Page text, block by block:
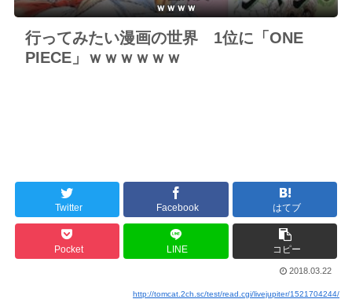
ｗｗｗｗ
行ってみたい漫画の世界 1位に「ONE
PIECE」ｗｗｗｗｗｗ
Twitter Facebook はてブ
Pocket LINE コピー
2018.03.22
http://tomcat.2ch.sc/test/read.cgi/livejupiter/1521704244/